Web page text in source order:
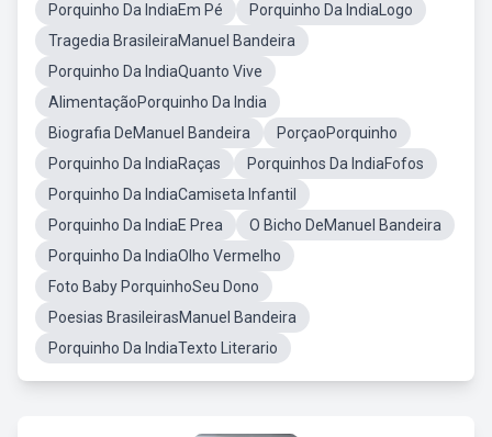
Porquinho Da IndiaEm Pé
Porquinho Da IndiaLogo
Tragedia BrasileiraManuel Bandeira
Porquinho Da IndiaQuanto Vive
AlimentaçãoPorquinho Da India
Biografia DeManuel Bandeira
PorçaoPorquinho
Porquinho Da IndiaRaças
Porquinhos Da IndiaFofos
Porquinho Da IndiaCamiseta Infantil
Porquinho Da IndiaE Prea
O Bicho DeManuel Bandeira
Porquinho Da IndiaOlho Vermelho
Foto Baby PorquinhoSeu Dono
Poesias BrasileirasManuel Bandeira
Porquinho Da IndiaTexto Literario